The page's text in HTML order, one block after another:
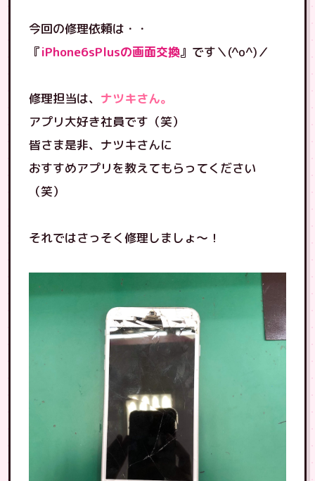
今回の修理依頼は・・
『iPhone6sPlusの画面交換』です＼(^o^)／
修理担当は、 ナツキさん。
アプリ大好き社員です（笑）
皆さま是非、ナツキさんに
おすすめアプリを教えてもらってください
（笑）
それではさっそく修理しましょ〜！